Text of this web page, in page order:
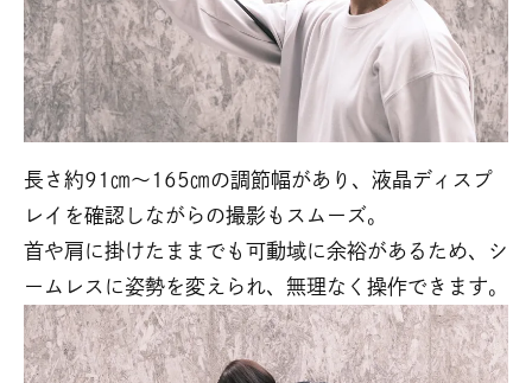
長さ約91㎝～165㎝の調節幅があり、液晶ディスプ
レイを確認しながらの撮影もスムーズ。
首や肩に掛けたままでも可動域に余裕があるため、シ
ームレスに姿勢を変えられ、無理なく操作できます。